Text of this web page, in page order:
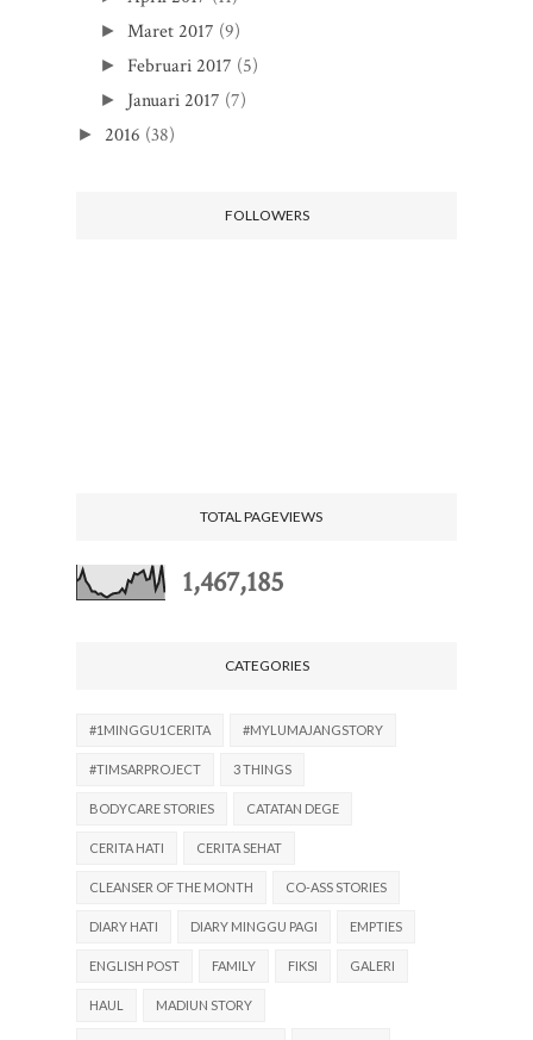
► Maret 2017 (9)
► Februari 2017 (5)
► Januari 2017 (7)
► 2016 (38)
FOLLOWERS
TOTAL PAGEVIEWS
1,467,185
CATEGORIES
#1MINGGU1CERITA #MYLUMAJANGSTORY
#TIMSARPROJECT 3 THINGS
BODYCARE STORIES CATATAN DEGE
CERITA HATI CERITA SEHAT
CLEANSER OF THE MONTH CO-ASS STORIES
DIARY HATI DIARY MINGGU PAGI EMPTIES
ENGLISH POST FAMILY FIKSI GALERI
HAUL MADIUN STORY